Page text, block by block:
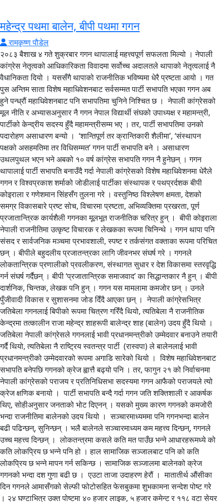
महेन्द्र पथमा बालेन, बीपी पथमा गगन
रामकृष्ण पौडेल
२०८३ बैशाख ४ गते शुक्रबार गगन थापालाई महत्त्वपूर्ण सफलता मिल्यो । नेपाली कांग्रेस नेतृत्वको आधिकारिकता विवादमा सर्वोच्च अदालतले थापाको नेतृत्वलाई नै वैधानिकता दियो । यससँगै थापाको राजनीतिक भविष्यमा धेरै प्रष्टता आयो । गत पुस अन्तिम साता विशेष महाधिवेशनबाट सर्वसम्मत पार्टी सभापति भएका गगन अब हुने पन्ध्रौं महाधिवेशनबाट पनि सभापतिमा चुनिने निश्चित छ । नेपाली कांग्रेसको मूल नीति र अभ्यासअनुसार नै गगन नेपाल विद्यार्थी संघको उपाध्यक्ष र महामन्त्री, पार्टीको केन्द्रीय सदस्य हुँदै महामन्त्रीसम्म भए । तर, पार्टी सभापतिमा उनको पदारोहण असाधारण बन्यो । ‘शान्तिपूर्ण तर क्रान्तिकारी शैलीमा’, ‘संस्थापन पक्षको असहमतिमा तर विधिसम्मत’ गगन पार्टी सभापति बने । असाधारण उथलपुथल भएन भने अबको १० वर्ष कांग्रेस सभापति गगन नै हुनेछन् । गगन थापालाई पार्टी सभापति बनाउँदै गर्दा नेपाली कांग्रेसको विशेष महाधिवेशनमा धेरैले गगन र विश्वप्रकाश शर्माको जोडीलाई पार्टीका संस्थापक र पथप्रर्दशक बीपी कोइराला र गणेशमान सिंहसँग तुलना गरे । वस्तुनिष्ठ विश्लेषण क्षमता, देशको समग्र विकासबारे प्रष्ट सोच, विचारमा प्रष्टता, अभिव्यक्तिमा प्रखरता, पूर्ण प्रजातान्त्रिक कार्यशैली गगनका मूलभूत राजनीतिक चरित्र हुन् । बीपी कोइराला नेपाली राजनीतिमा उत्कृष्ट विचारक र लेखकका रूपमा चिनिन्थे । गगन थापा पनि संसद र सार्वजनिक मञ्चमा प्रभावशाली, स्पष्ट र तर्कसंगत वक्ताका रूपमा परिचित छन् । बीपीले बहुदलीय प्रजातन्त्रका लागि जीवनभर संघर्ष गरे । गगनले लोकतान्त्रिक प्रणालीको प्रवलीकरण, संस्थागत सुधार र देश विकासमा स्तरवृद्धि गर्न संघर्ष गर्दैछन् । बीपी ‘प्रजातान्त्रिक समाजवाद’ का सिद्धान्तकार नै हुन् । बीपी दार्शनिक, चिन्तक, लेखक पनि हुन् । गगन यस मामलामा कमजोर छन् । उनले पुँजीवादी विकास र सुशासनमा जोड दिँदै आएका छन् । नेपाली कांग्रेसभित्र जतिबेला गगनलाई बिपीको रूपमा चित्रण गरिँदै थियो, त्यतिबेला नै राजनीतिक केन्द्रमा तत्कालीन राजा महेन्द्र शाहरूपी बालेन्द्र शाह (बालेन) उदय हुँदै थियो । जतिबेला नेपाली कांग्रेसले गगनलाई भावी प्रधानमन्त्रीको उम्मेदवार बनाउने तयारी गर्दै थियो, त्यतिबेला नै राष्ट्रिय स्वतन्त्र पार्टी (रास्वपा) ले बालेनलाई भावी प्रधानमन्त्रीको उम्मेदवारको रूपमा अगाडि सारेको थियो । विशेष महाधिवेशनबाट सभापति बनेपछि गगनको क्रेज ह्वात्तै बढ्यो पनि । तर, फागुन २१ को निर्वाचनमा नेपाली कांग्रेसको पराजय र प्रतिनिधिसभा सदस्यमा गगन आफैको पराजयले त्यो क्रेज क्षणिक बनायो । पार्टी सभापति बन्दै गर्दा गगन जति शक्तिशाली र आकर्षक थिए, सोहीअनुसार जनताको भोट दिएनन् । यसको मुख्य कारण गगनको कमजोरी भन्दा राजनीतिमा बालेनको उदय थियो । सञ्चारमाध्यममा पनि गगनभन्दा बालेन बढी पढिन्छन्, सुनिन्छन् । भलै बालेनले सञ्चारमाध्यम कम महत्त्व दिन्छन्, गगनले उच्च महत्त्व दिन्छन् । लोकतन्त्रमा कसले कति मत पाउँछ भन्ने आधारहरूमध्ये को कति लोकप्रिय छ भन्ने पनि हो । हाल सामाजिक सञ्जालबाट पनि को कति लोकप्रिय छ भन्ने मापन गर्न सकिन्छ । सामाजिक सञ्जालमा बालेनको क्रेज गगनको भन्दा दश गुणा बढी छ । एउटा ताजा उदाहरण हेरौं । मातातीर्थ औंसीका दिन गगनले आमासँगको सेल्फी फोटोसहित फेसबुकमा शुभकामना सन्देश पोष्ट गरे । २४ घण्टाभित्र उक्त पोष्टमा ४० हजार लाइक, ५ हजार कमेन्ट र ११८ वटा सेयर भयो । सोही दिन बालेनले आमा, श्रीमती र छोरीसहितको फोटो राख्दै शुभकामना सन्देश फेसबुकमा पोष्ट गरे । २४ घण्टाभित्र उक्त पोष्टमा ५ लाख ३१ हजार लाइक, ३८ हजार कमेन्ट र ५ हजार वटा सेयर भयो । बालेनको फलोअर्स ४४ लाख छन् भने गगनको फलोअर्स ६ लाख ९२ हजार मात्र छन् । गगनको भन्दा बालेनको फलोअर्स करिब ७ गुणा बढी छ । गगनको पोष्टमा भन्दा बालेनको पोष्टमा मानिसहरूको प्रतिक्रिया १० गुणा बढी देखिन्छ । यसले पनि गगनभन्दा बालेन नै जनस्तरमा धेरै लोकप्रिय देखिन्छन् । रास्वपाले १८२ सीटसहित प्रतिनिधिसभामा प्राप्त अधिक बहुमतको मूल आधार पनि बालेन्द्र नै मानिन्छ । निर्वाचनसम्बन्धि स्थलगत समाचार रिर्पोटहरूले पनि मतदातामा बालेनप्रतिको आकर्षण व्यापक रहेको लेखेका थिए । सञ्चारमाध्यममा पनि गगनभन्दा बालेन बढी पढिन्छन्, सुनिन्छन् । भलै बालेनले सञ्चारमाध्यम कम महत्त्व दिन्छन्, गगनले उच्च महत्त्व दिन्छन् । गगन नेपाली सञ्चार क्षेत्रको लागि निकै प्र‍‍िय नेता हुन् । अधिकांश नेपाली सञ्चार माध्यमले गगनलाई उच्च प्राथमिकता दिने गरेका छन् । गगनका अन्तर्वार्ताहरू र लेखहरू नेपाली सञ्चारमाध्यममा धेरै नै पढ्न पाइन्छ । गगनको तुलनामा बालेन निकै कम बोल्छन् । काठमाडौं महानगरपालिकाको मेयरको उम्मेदवारी दिने तयारीका क्रममा बालेनले धेरै सञ्चारमाध्यमलाई अन्तर्वार्ता दिएका थिए । मेयर बनेपछि बालेनले स्वदेशी र विदेशी सञ्चार माध्यममा गरी ४ वटा अन्तर्वार्ता दिएका छन् । बालेनले निर्वाचनको बेलामा पनि सञ्चारमाध्यममा अन्तर्वार्ता दिएनन् । निर्वाचनपछि, प्रधानमन्त्री भएपछि बालेनसँग अन्तर्वार्ताको लागि विश्वका धेरै सञ्चारमाध्यमले गरेका प्रयास असफल भए । लेखक- रामकृष्ण पौडेल यद्यपि, रोयटर्स, बीबीसी, अलजजिराजस्ता विश्व प्रशिद्ध मिडियामा बालेनको बारेमा बारम्बार समाचार प्रकाशित भइरहे । यतिसम्म कि अमेरिकाको टाइम्स म्यागेजिनले विश्वका प्रभावशाली १०० व्यक्तिको सूचीमा १४ नम्बरमा बालेनलाई राख्यो । मिडियासँग नबोलेर पनि अन्तर्राष्ट्रिय सञ्चारमाध्यममा सर्वाधिक स्थान पाउने नेपालीमा परेका छन् बालेन । बालेनको तुलनामा गगनले विश्व सञ्चार माध्यममा ज्यादै कम स्थान पाएका छन् । विचारले भन्दा कामले, भाषणले भन्दा कार्यशैलीले बालेनको समर्थन चुलिँदै गएको छ । निर्वाचनअघि बौद्धिक वर्ग, परिपक्व र जिम्मेवार वर्ग (जसलाई समाजको उच्च वर्ग पनि भनिन्छ) ले गगनको जति तारिफ गर्दथ्यो, त्यति तारिफ बालेनको गर्दैन थियो । निर्वाचनबाट जनमत पाए पनि बालेनको क्षमताप्रति उच्च वर्ग विश्वस्त थिएन । भलै बालेनले भ्रष्टाचार गर्दैन भन्नेमा यो वर्ग चुनावअघि नै विश्वस्त देखिन्थ्यो । पछिल्लो समय प्रधानमन्त्री बालेनको कामले उच्च वर्ग पनि आश्वस्त बन्दै गएको छ । बालेन प्रधानमन्त्री भएपछि तीन साताभित्र सरकारले लिएका नीति र सरकारको गतिबाट विगतमा शंका गर्ने वर्ग पनि बालेनको समर्थक बन्न थालेका छन् । बालेन सरकारको उदय र कामका प्रभावले हुनसक्छ, पुराना पार्टी त्यागे भनेर सामाजिक सञ्चालमा स्वघोषणा गर्नेको पोष्टहरू धेरै देखिन थालेको छ । निर्वाचनको प्रतिस्पर्धा हुँदै गर्दा पनि विपक्षीको आलोचना नगर्ने, राजनीतिक मुद्दामा कम बोल्ने, विकास र जनजीविकाको विषयलाई जोड दिने, गर्न सक्ने विषयमा बोल्ने, गर्न नसक्ने विषयमा नबोल्ने बालेन शैलीले नेपाली राजनीतिमा नयाँ धार नै सिर्जना गरेको छ । निर्वाचनपछि विजयोत्सव नगर्ने, बधाई दिन/लिन समय नबिताउने, विजयको दम्भ नदेखाउने, पराजित शक्तिको खिसिटिउरी नगर्ने बालेन शैली क्रमशः राजनीतिक संस्कार बन्दैछ । विगतमा सरकारलाई सिकाउन खोज्ने निजी क्षेत्र अहिले बालेन सरकारलाई पछ्याउन थालेको देखिन्छ । विगतमा नयाँ सरकार गठनपछिको १०० दिनका अवधिलाई हनिमुन पिरियड भनेर रमाइलोमा नै बिताउँथे । तर, बालेनले प्रधानमन्त्री भएकै दिन मन्त्रिपरिषद् विस्तारदेखि सरकारको १०० बुँदे कार्यसूची पहिलो मन्त्रिपरिषदबाटै निर्णय गराए । त्यसमा पनि कामको समयसीमा तोकिदिए । कामका सूची र समयको सीमाले आफैलाई दबाब सिर्जना गर्ने बालेन कार्यशैलीले पुरै सरकारको गतिलाई तीव्रता दिएको देखिन्छ । सुशासन मार्गचित्र बनाएर तत्काल कार्यान्वयनमा लैजानु, भ्रष्टाचार विरुद्धको राष्ट्रिय रणनीतिक योजनाको मस्यौदा सार्वजनिक गर्नु, निर्वाचित राष्ट्रिय दलहरूको घोषणा पत्रहरूलाई समेटेर राष्ट्रिय प्रतिवद्धतापत्रको मस्यौदा तयार गर्नु, गैरकानुनी आर्जन गर्नेमाथिको छानविनलाई तीब्रता दिनु बालेन सरकारको प्रभावशाली कदम हुन् । बालेनको अनुशासित जीवनशैली र कडा शासन शैलीलाई पनि मानिसहरूले मन पराइरहेका छन् । निवासमा निजी जीवन बिताउने, कार्यालयमा काम गर्ने । मन्त्री, मुख्यमन्त्री, सांसद, सचिव, सुरक्षा निकायका प्रमुखहरूसँग भेट्ने, छलफल गर्ने, सचिवालयलाई प्रभावकारी बनाउने, स्वार्थसमूह वा दबाब समूहबाट टाढा बस्ने, जो-कोहीसँग नभेट्ने, रिबन काट्ने, विमोचन गर्ने र भाषण गर्ने कार्यक्रममा नजाने प्रधानमन्त्री बालेनको कार्यशैली पनि धेरैले मन पराएका छन् । बालेनको यस्तो जीवनशैली र कार्यशैलीलाई कतिपयले पूर्वराजा महेन्द्रसँग तुलना गर्ने गरेका छन् । महेन्द्रका साहित्य सिर्जना र बालेन्द्रका साहित्यक सिर्जनामा पनि उस्तै देशप्रेम देखिन्छ । राजा पृथ्वीनारायण शाहले आधुनिक नेपाल एकीकरण गरेपछि ११ पुस्तासम्म चलेको २४० वर्ष अवधिको शाह वंशीय शासनकालमा पृथ्वीनारायणपछि राजा महेन्द्रलाई बढी दूरदर्शी र प्रभावशाली शासक मानिन्छन् । राष्ट्रवादी र विकासप्रेमीको रुपमा राजा महेन्द्रको जति धेरैले तारिफ गरिन्छ त्यति नै धेरैले निरंकुश भनेर उनको आलोचना पनि हुन्छ । राजा महेन्द्रले संसद, न्यायपालिका, प्रेस जस्ता लोकतान्त्रिक संरचना र खुलापनलाई नियन्त्रण गरी शासन गरेका थिए । सरकारी विज्ञापन सरकारी सञ्चारमाध्यमलाई मात्र दिने बालेन सरकारको निर्णयलाई दिएर लोकतान्त्रिक दल र सञ्चार क्षेत्रले ‘कतै बालेन्द्र शाह पनि महेन्द्र शाह पथमा हिँड्न चाहेका त होइनन्’ भनेर शंका गर्न थालेका छन् । त्यस्तै, तत्कालीन राजा महेन्द्रकै सोच र योजनामा बनेको महेन्द्र राजमार्गको नाम गणतन्त्र स्थापनापछि पूर्व-पश्चिम राजमार्ग नामाकरण गरिएकोमा त्यसलाई परिवर्तन गर्दै राष्ट्रिय प्रतिवद्धतापत्रमा उक्त राजमार्गको नाम पुनः महेन्द्र राजमार्ग नामाकरण गर्ने र त्यसलाई अन्तर्राष्ट्रिय स्तरको सडकमा स्तरोन्नति गर्ने प्रधानमन्त्री बालेन्द्र शाहको निर्णयपछि बालेन्द्रको अनुहारमा महेन्द्र देखिन थालेका टिप्पणी धेरैले गर्न थालेका छन् । प्रधानमन्त्री भएपछि बालेन्द्रले सिंहदरबारमा विदेशी राजदूतहरूसँग गरेको सामूहिक भेटघाट कार्यक्रममा देखिएको दृष्य र बालेन्द्र शैलीलाई पनि धेरैले महेन्द्र शैलीसँग तुलना गरेका थिए । तर, महेन्द्र र बालेन्द्रमा धेरै फरक प्रष्ट छन् । बालेन्द्र लोकतान्त्रिक विधिबाट शक्तिमा पुगेको शक्तिशाली प्रधानमन्त्री हुन् भने महेन्द्र वंशीय शासन प्रणाली भित्रैबाट देशको शासकीय कार्यकारी अधिकार लिएका राजा हुन् । राजसंस्था महेन्द्रको संस्थागत जग थियो भने बालेन्द्रको संस्थागत जग रास्वपा हो । महेन्द्रले २०१७ पुस १ गते निर्वाचित प्रधानमन्त्री बिपी कोइरालालाई जेलमा हालेर, निर्वाचित संसदलाई विघटन गरेर कार्यकारी अधिकार आफूले लिएका थिए । तर, बालेन्द्र प्रधानमन्त्री भएपछि जारी गरेको राष्ट्रिय प्रतिवद्धताको पहिलो वाक्यमा नै नेपालको संविधान र लोकतान्त्रिक मूल्य मान्यतालाई आदर्श मान्दै अगाडि बढ्ने प्रतिवद्धता व्यक्त गरेका छन् । नेपाली सेनासँगको सम्बन्ध भने महेन्द्र र बालेन्द्रको उस्तै देखिन्छ । बालेन्द्र मेयर निर्वाचित भएपछि पहिलो औपचारिक भेटघाट तत्कालीन प्रधानसेनापति प्रभुराम शर्मासँग गरेका थिए । प्रधानमन्त्री पदभार सम्हालेपछि पनि बालेन्द्रले सिंदरवार बाहिर पहिलो पटक नेपाली सेनाको कार्यक्रमलाई सम्बोधन गरेका छन् । भदौ २३ र २४ को जेनजी आन्दोलनपछि सुशीला कार्कीको नेतृत्वमा सरकार बनाउन र कार्की नेतृत्वको सरकारलाई प्रभावकारी बनाउन बालेन्द्र र नेपाली सेनाले भरपूर मद्दत गरेका थिए । सीमित स्रोत साधनका कारण सरकारले धेरै काम गर्न नसक्ने बाध्यता र विश्वको विकास देखेर तुरुन्तै नेपालको विकास पनि विकसित देशको जस्तो देख्न चाहने नयाँ पुस्ताको आकांक्षालाई सम्बोधन गर्न नसकेको अवस्थामा जनमत छिट्टै सत्तारूढ दलको विपक्षमा जाने र बालेन पनि अलोकप्रिय बन्ने जोखिम पनि उत्तिकै रहन्छ । जसको फल गगनको पोल्टामा पर्नेछ । बालेन र गगनको भविष्य नेपालको राजनीतिक नेतृत्वमध्ये बिपीको उचाइमा अहिलेसम्म कोही पुगेका छैनन् । पृथ्वीनारायण शाहपछि आधुनिक नेपालमा राजा महेन्द्र जति दूरदर्शी र सफल शासक अर